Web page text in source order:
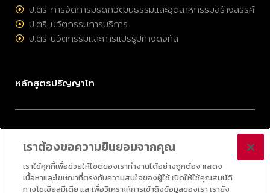
ป.ตรี การจัดการมรดกวัฒนธรรมและอุตสาหกรรมสร้างสรรค์
ป.ตรี นวัตกรรมการบริการ
ป.ตรี นวัตกรรมและการแปรรูปทางดิจิทัล
หลักสูตรปริญญาโท
ป.โท การจัดการมรดกวัฒนธรรมและอุตสาหกรรมสร้างสรรค์
ป.โท การบริหารนวัตกรรมและเทคโนโลยี
ป.โท กลยุทธ์ดิจิทัล
ป.โท ออนไลน์ วิทยาศาสตร์ข้อมูลประยุกต์
เราต้องขอความยินยอมจากคุณ
เราใช้คุกกี้เพื่อช่วยให้ไซต์ของเราทำงานได้อย่างถูกต้อง แสดง
เนื้อหาและโฆษณาที่ตรงกับความสนใจของผู้ใช้ เปิดให้ใช้คุณสมบัติ
ทางโซเชียลมีเดีย และเพื่อวิเคราะห์การเข้าถึงข้อมูลของเรา เรายัง